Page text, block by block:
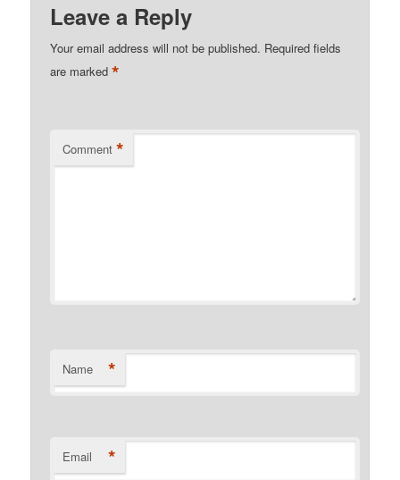
Leave a Reply
Your email address will not be published. Required fields
are marked*
Comment *
Name *
Email *